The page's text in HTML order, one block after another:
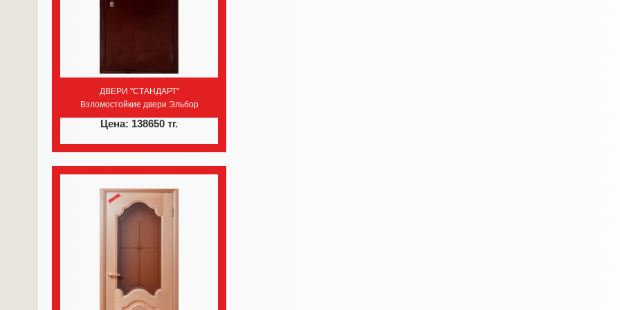
ДВЕРИ "СТАНДАРТ"
Взломостойкие двери Эльбор
Цена: 138650 тг.